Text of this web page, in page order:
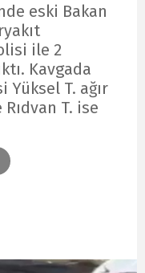
eski Bakan
ile 2
Kavgada
Yüksel T. ağır
T. ise